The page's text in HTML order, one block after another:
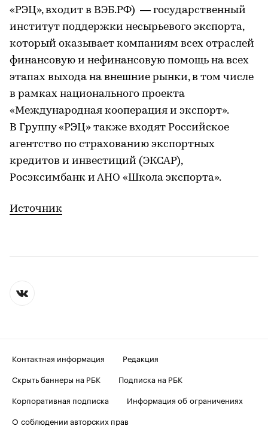
«РЭЦ», входит в ВЭБ.РФ) — государственный
институт поддержки несырьевого экспорта,
который оказывает компаниям всех отраслей
финансовую и нефинансовую помощь на всех
этапах выхода на внешние рынки, в том числе
в рамках национального проекта
«Международная кооперация и экспорт».
В Группу «РЭЦ» также входят Российское
агентство по страхованию экспортных
кредитов и инвестиций (ЭКСАР),
Росэксимбанк и АНО «Школа экспорта».
Источник
Контактная информация
Редакция
Скрыть баннеры на РБК
Подписка на РБК
Корпоративная подписка
Информация об ограничениях
О соблюдении авторских прав